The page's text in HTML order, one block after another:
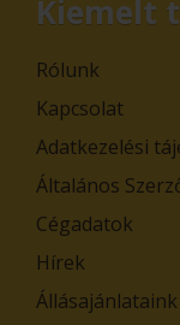
Kiemelt
Rólunk
Kapcsolat
Adatkezelési
Általános
Cégadatok
Hírek
Állásajánlataink